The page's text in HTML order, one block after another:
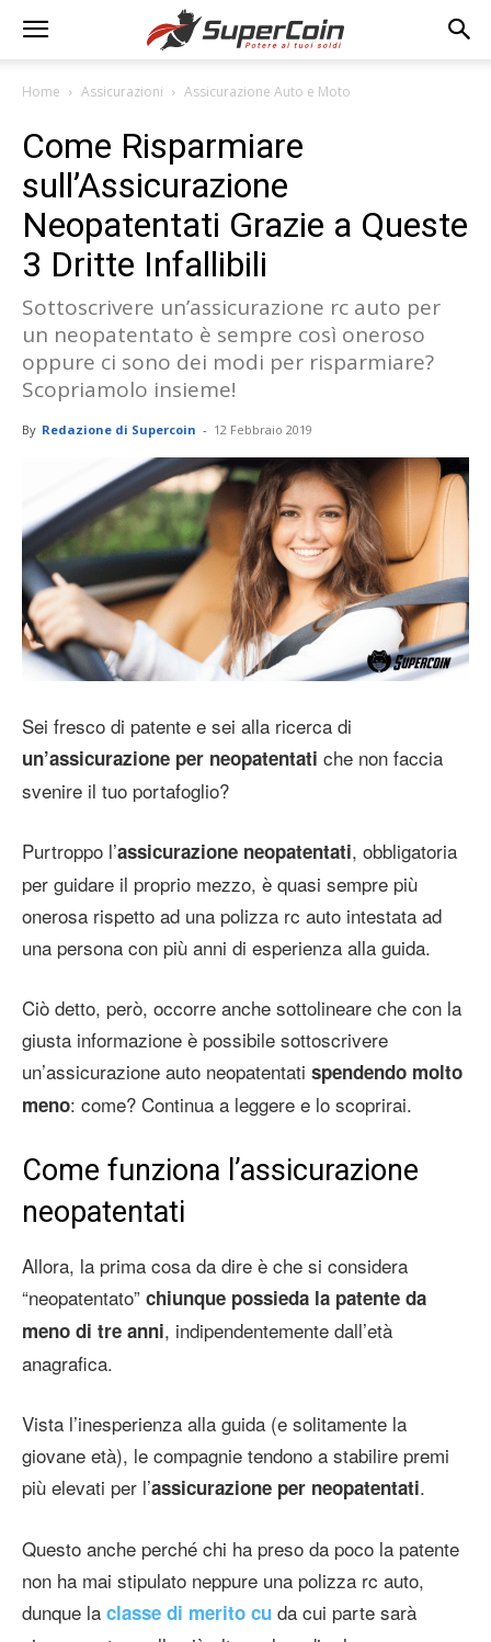
Home Assicurazioni Assicurazione Auto e Moto
Come Risparmiare
sull’Assicurazione
Neopatentati Grazie a Queste
3 Dritte Infallibili
Sottoscrivere un’assicurazione rc auto per
un neopatentato è sempre così oneroso
oppure ci sono dei modi per risparmiare?
Scopriamolo insieme!
By Redazione di Supercoin - 12 Febbraio 2019
Sei fresco di patente e sei alla ricerca di
un’assicurazione per neopatentati che non faccia
svenire il tuo portafoglio?
Purtroppo l’assicurazione neopatentati, obbligatoria
per guidare il proprio mezzo, è quasi sempre più
onerosa rispetto ad una polizza rc auto intestata ad
una persona con più anni di esperienza alla guida.
Ciò detto, però, occorre anche sottolineare che con la
giusta informazione è possibile sottoscrivere
un’assicurazione auto neopatentati spendendo molto
meno: come? Continua a leggere e lo scoprirai.
Come funziona l’assicurazione
neopatentati
Allora, la prima cosa da dire è che si considera
“neopatentato” chiunque possieda la patente da
meno di tre anni, indipendentemente dall’età
anagrafica.
Vista l’inesperienza alla guida (e solitamente la
giovane età), le compagnie tendono a stabilire premi
più elevati per l’assicurazione per neopatentati.
Questo anche perché chi ha preso da poco la patente
non ha mai stipulato neppure una polizza rc auto,
dunque la classe di merito cu da cui parte sarà